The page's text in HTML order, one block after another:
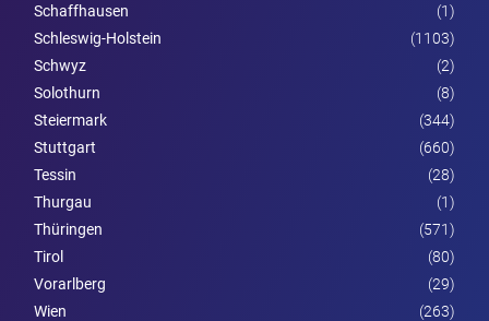
Schaffhausen
(1)
Schleswig-Holstein
(1103)
Schwyz
(2)
Solothurn
(8)
Steier­mark
(344)
Stuttgart
(660)
Tessin
(28)
Thurgau
(1)
Thüringen
(571)
Tirol
(80)
Vorarl­berg
(29)
Wien
(263)